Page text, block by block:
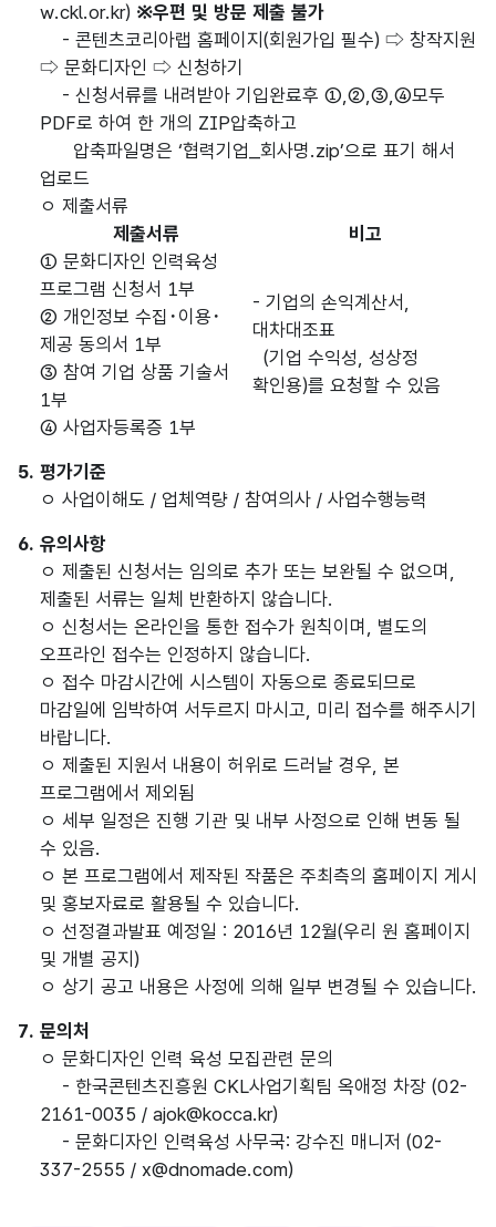
w.ckl.or.kr) ※우편 및 방문 제출 불가
- 콘텐츠코리아랩 홈페이지(회원가입 필수) ⇨ 창작지원
⇨ 문화디자인 ⇨ 신청하기
- 신청서류를 내려받아 기입완료후 ①,②,③,④모두
PDF로 하여 한 개의 ZIP압축하고
압축파일명은 ‘협력기업_회사명.zip’으로 표기 해서
업로드
ㅇ 제출서류
제출서류
비고
① 문화디자인 인력육성
프로그램 신청서 1부
② 개인정보 수집･이용･
제공 동의서 1부
③ 참여 기업 상품 기술서
1부
④ 사업자등록증 1부
- 기업의 손익계산서,
대차대조표
(기업 수익성, 성상정
확인용)를 요청할 수 있음
5. 평가기준
ㅇ 사업이해도 / 업체역량 / 참여의사 / 사업수행능력
6. 유의사항
ㅇ 제출된 신청서는 임의로 추가 또는 보완될 수 없으며,
제출된 서류는 일체 반환하지 않습니다.
ㅇ 신청서는 온라인을 통한 접수가 원칙이며, 별도의
오프라인 접수는 인정하지 않습니다.
ㅇ 접수 마감시간에 시스템이 자동으로 종료되므로
마감일에 임박하여 서두르지 마시고, 미리 접수를 해주시기
바랍니다.
ㅇ 제출된 지원서 내용이 허위로 드러날 경우, 본
프로그램에서 제외됨
ㅇ 세부 일정은 진행 기관 및 내부 사정으로 인해 변동 될
수 있음.
ㅇ 본 프로그램에서 제작된 작품은 주최측의 홈페이지 게시
및 홍보자료로 활용될 수 있습니다.
ㅇ 선정결과발표 예정일 : 2016년 12월(우리 원 홈페이지
및 개별 공지)
ㅇ 상기 공고 내용은 사정에 의해 일부 변경될 수 있습니다.
7. 문의처
ㅇ 문화디자인 인력 육성 모집관련 문의
- 한국콘텐츠진흥원 CKL사업기획팀 옥애정 차장 (02-
2161-0035 / ajok@kocca.kr)
- 문화디자인 인력육성 사무국: 강수진 매니저 (02-
337-2555 / x@dnomade.com)